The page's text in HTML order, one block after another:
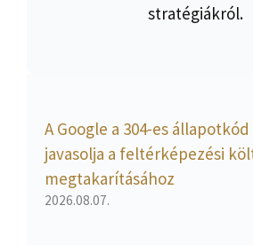
stratégiákról.
A Google a 304-es
javasolja a feltérképezési
megtakarításához
2026.08.07.